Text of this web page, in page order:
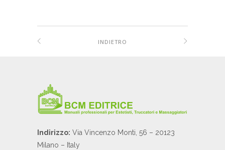
INDIETRO
Indirizzo: Via Vincenzo Monti, 56 – 20123
Milano – Italy